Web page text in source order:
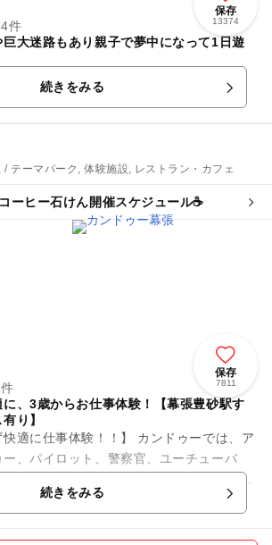
保存
13374
件
大迷路もあり親子で夢中になって1日遊
続きをみる
/ テーマパーク, 体験施設, レストラン・カフェ
ーヒー石けん開催スケジュール☕
保存
7811
、3歳からお仕事体験！【幕張豊砂駅す
り】
快適に仕事体験！！】 カンドゥーでは、ア
、パイロット、警察官、ユーチューバ
センタークルー、歯科医など約30種以上
チャ...続きをみる